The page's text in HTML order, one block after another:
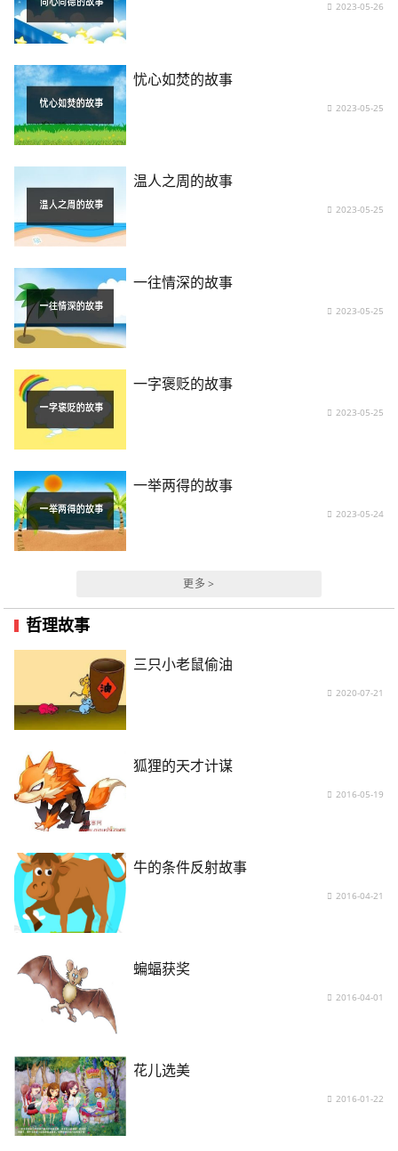
2023-05-26
忧心如焚的故事
2023-05-25
温人之周的故事
2023-05-25
一往情深的故事
2023-05-25
一字褒贬的故事
2023-05-25
一举两得的故事
2023-05-24
更多 >
哲理故事
三只小老鼠偷油
2020-07-21
狐狸的天才计谋
2016-05-19
牛的条件反射故事
2016-04-21
蝙蝠获奖
2016-04-01
花儿选美
2016-01-22